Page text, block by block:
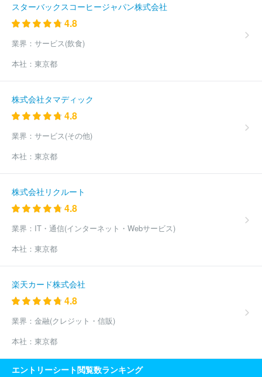
会社
株式会社京都放送 福井テレビジョン放送株式会社
レビ放送株式会社
株式会社ケーブ
ルメディアワイワイ
株式会社鹿児島讀賣テレビ
社
株式会社エヌ・シィ・ティ 鹿沼ケーブルテレビ株式会社
佐
野ケーブルテレビ株式会社
臼杵ケーブルネット株式会社
戸
西海テレビ株式会社
株式会社
スターバックスコーヒージャパン株式会社
4.8
業界： サービス(飲食)
本社： 東京都
株式会社タマディック
4.8
業界： サービス(その他)
本社： 東京都
株式会社リクルート
4.8
業界： IT・通信(インターネット・Webサービス)
本社： 東京都
楽天カード株式会社
4.8
業界： 金融(クレジット・信販)
本社： 東京都
エントリーシート閲覧数ランキング